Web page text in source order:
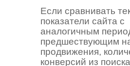
Если сравнивать
показатели сайта с
аналогичным
предшествующим
продвижения,
конверсий из